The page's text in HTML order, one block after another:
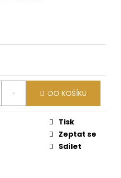
DO KOŠÍKU
Tisk
Zeptat se
Sdílet
Následující